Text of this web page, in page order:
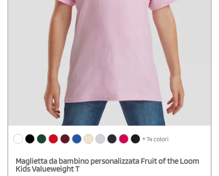
+ 14 colori
Maglietta da bambino personalizzata Fruit of the Loom
Kids Valueweight T